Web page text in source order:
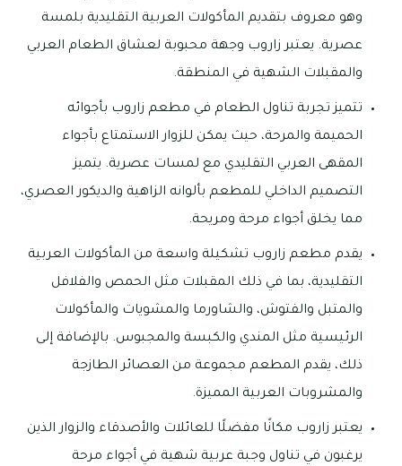
وهو معروف بتقديم المأكولات العربية التقليدية بلمسة
عصرية. يعتبر زاروب وجهة محبوبة لعشاق الطعام العربي
والمقبلات الشهية في المنطقة.
تتميز تجربة تناول الطعام في مطعم زاروب بأجوائه
الحميمة والمرحة، حيث يمكن للزوار الاستمتاع بأجواء
المقهى العربي التقليدي مع لمسات عصرية. يتميز
التصميم الداخلي للمطعم بألوانه الزاهية والديكور العصري،
مما يخلق أجواء مرحة ومريحة.
يقدم مطعم زاروب تشكيلة واسعة من المأكولات العربية
التقليدية، بما في ذلك المقبلات مثل الحمص والفلافل
والمتبل والفتوش، والشاورما والمشويات والمأكولات
الرئيسية مثل المندي والكبسة والمجبوس. بالإضافة إلى
ذلك، يقدم المطعم مجموعة من العصائر الطازجة
والمشروبات العربية المميزة.
يعتبر زاروب مكانًا مفضلًا للعائلات والأصدقاء والزوار الذين
يرغبون في تناول وجبة عربية شهية في أجواء مرحة